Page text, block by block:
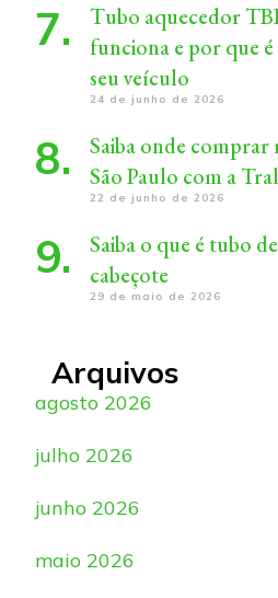
Tubo aquecedor
funciona e por que
seu veículo
24 de junho de 2026
Saiba onde comprar
São Paulo com a
22 de junho de 2026
Saiba o que é tubo
cabeçote
29 de maio de 2026
Arquivos
agosto 2026
julho 2026
junho 2026
maio 2026